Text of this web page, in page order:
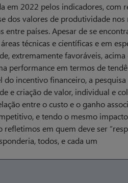
em 2022 pelos indicadores, com
dos valores de produtividade
entre países. Apesar de se
técnicas e científicas e em
extremamente favoráveis,
performance em termos de
do incentivo financeiro, a
e criação de valor, individual e
entre o custo e o ganho
e tendo o mesmo
refletimos em quem deve ser
todos, e cada um